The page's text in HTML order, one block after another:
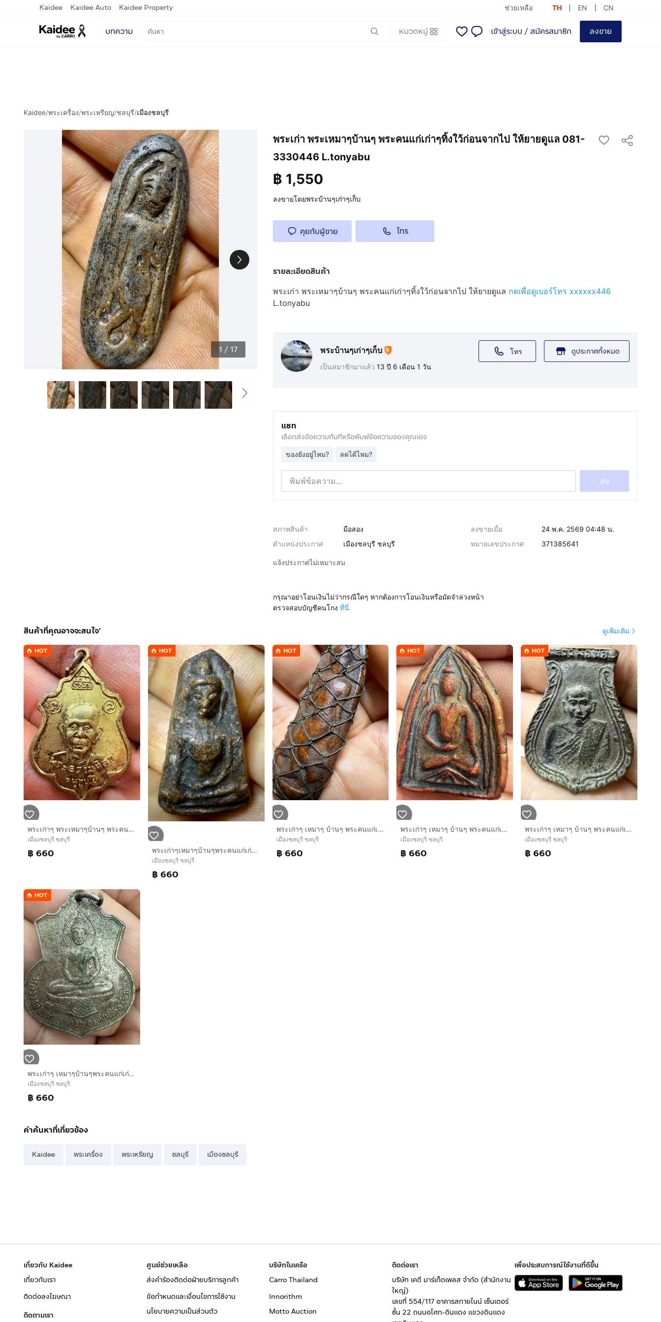
Kaidee Kaidee Auto Kaidee Property ช่วยเหลือ TH EN CN
บทความ หมวดหมู่ เข้าสู่ระบบ / สมัครสมาชิก ลงขาย
Kaidee/พระเครื่อง/พระเหรียญ/ชลบุรี/เมืองชลบุรี
1 / 17
พระเก่า พระเหมาๆบ้านๆ พระคนแก่เก่าๆทิ้งใว้ก่อนจากไป ให้ยายดูแล 081-
3330446 L.tonyabu
฿ 1,550
ลงขายโดยพระบ้านๆเก่าๆเก็บ
คุยกับผู้ขาย โทร
รายละเอียดสินค้า
พระเก่า พระเหมาๆบ้านๆ พระคนแก่เก่าๆทิ้งใว้ก่อนจากไป ให้ยายดูแล กดเพื่อดูเบอร์โทร xxxxxx446
L.tonyabu
พระบ้านๆเก่าๆเก็บ
เป็นสมาชิกมาแล้ว 13 ปี 6 เดือน 1 วัน
โทร ดูประกาศทั้งหมด
แชท
เลือกส่งข้อความทันทีหรือพิมพ์ข้อความของคุณเอง
ของยังอยู่ไหม? ลดได้ไหม?
ส่ง
สภาพสินค้า มือสอง ลงขายเมื่อ
24 พ.ค. 2569 04:48 น.
ตำแหน่งประกาศ
เมืองชลบุรี ชลบุรี หมายเลขประกาศ 371385641
แจ้งประกาศไม่เหมาะสม
กรุณาอย่าโอนเงินไม่ว่ากรณีใดๆ หากต้องการโอนเงินหรือมัดจำล่วงหน้า
ตรวจสอบบัญชีคนโกง ที่นี่
สินค้าที่คุณอาจจะสนใจ' ดูเพิ่มเติม
HOT
พระเก่าๆ พระเหมาๆบ้านๆ พระคนแก่เก่าๆเก็บ ทิ้งใว้ก่อนจากไป ให้ยายดูแล 081-3330446 line tonyabu
เมืองชลบุรี ชลบุรี
฿ 660
HOT
พระเก่าๆเหมาๆบ้านๆพระคนแก่เก่าๆเก็บทิ้งใว้ก่อนจากไปให้ยายดูแล T.081-3330446 L.tonyabu
เมืองชลบุรี ชลบุรี
฿ 660
HOT
พระเก่าๆ เหมาๆ บ้านๆ พระคนแก่เก่าๆเก็บทิ้งใว้ก่อนจากไป ให้ยายดูแล T.081-3330446 L.tonyabu
เมืองชลบุรี ชลบุรี
฿ 660
HOT
พระเก่าๆ เหมาๆ บ้านๆ พระคนแก่เก่าๆเก็บทิ้งใว้ก่อนจากไป ให้ยายดูแล T.081-3330446 L.tonyabu
เมืองชลบุรี ชลบุรี
฿ 660
HOT
พระเก่าๆ เหมาๆ บ้านๆ พระคนแก่เก่าๆเก็บทิ้งใว้ก่อนจากไป ให้ยายดูแล T.081-3330446 L.tonyabu
เมืองชลบุรี ชลบุรี
฿ 660
HOT
พระเก่าๆ เหมาๆบ้านๆพระคนแก่เก่าๆเก็บทิ้งใว้ก่อนจากไป ให้ยายดูแลแทน T.081-3330446 L.tonyabu
เมืองชลบุรี ชลบุรี
฿ 660
คำค้นหาที่เกี่ยวข้อง
Kaidee พระเครื่อง พระเหรียญ ชลบุรี เมืองชลบุรี
เกี่ยวกับ Kaidee
เกี่ยวกับเรา
ติดต่อลงโฆษณา
ติดตามเรา
ศูนย์ช่วยเหลือ
ส่งคำร้องติดต่อฝ่ายบริการลูกค้า
ข้อกำหนดและเงื่อนไขการใช้งาน
นโยบายความเป็นส่วนตัว
บริษัทในเครือ
Carro Thailand
Innorithm
Motto Auction
ติดต่อเรา
บริษัท เคดี มาร์เก็ตเพลส จำกัด (สำนักงาน
ใหญ่)
เลขที่ 554/117 อาคารสกายไนน์ เซ็นเตอร์
ชั้น 22 ถนนอโศก-ดินแดง แขวงดินแดง
เพื่อประสบการณ์ใช้งานที่ดีขึ้น